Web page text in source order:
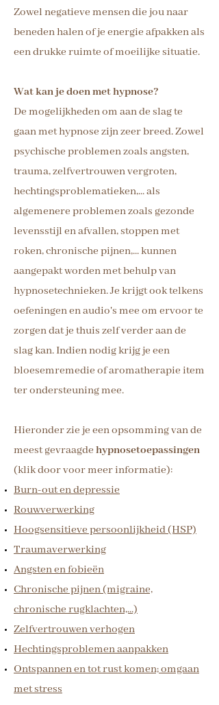
Zowel negatieve mensen die jou naar
beneden halen of je energie afpakken als
een drukke ruimte of moeilijke situatie.
Wat kan je doen met hypnose?
De mogelijkheden om aan de slag te
gaan met hypnose zijn zeer breed. Zowel
psychische problemen zoals angsten,
trauma, zelfvertrouwen vergroten,
hechtingsproblematieken,... als
algemenere problemen zoals gezonde
levensstijl en afvallen, stoppen met
roken, chronische pijnen,... kunnen
aangepakt worden met behulp van
hypnosetechnieken. Je krijgt ook telkens
oefeningen en audio's mee om ervoor te
zorgen dat je thuis zelf verder aan de
slag kan. Indien nodig krijg je een
bloesemremedie of aromatherapie item
ter ondersteuning mee.
Hieronder zie je een opsomming van de
meest gevraagde hypnosetoepassingen
(klik door voor meer informatie):
Burn-out en depressie
Rouwverwerking
Hoogsensitieve persoonlijkheid (HSP)
Traumaverwerking
Angsten en fobieën
Chronische pijnen (migraine,
chronische rugklachten,...)
Zelfvertrouwen verhogen
Hechtingsproblemen aanpakken
Ontspannen en tot rust komen; omgaan
met stress